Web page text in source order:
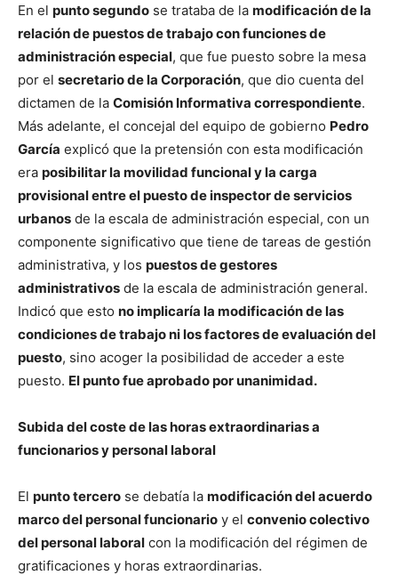
En el punto segundo se trataba de la modificación de la
relación de puestos de trabajo con funciones de
administración especial, que fue puesto sobre la mesa
por el secretario de la Corporación, que dio cuenta del
dictamen de la Comisión Informativa correspondiente.
Más adelante, el concejal del equipo de gobierno Pedro
García explicó que la pretensión con esta modificación
era posibilitar la movilidad funcional y la carga
provisional entre el puesto de inspector de servicios
urbanos de la escala de administración especial, con un
componente significativo que tiene de tareas de gestión
administrativa, y los puestos de gestores
administrativos de la escala de administración general.
Indicó que esto no implicaría la modificación de las
condiciones de trabajo ni los factores de evaluación del
puesto, sino acoger la posibilidad de acceder a este
puesto. El punto fue aprobado por unanimidad.
Subida del coste de las horas extraordinarias a
funcionarios y personal laboral
El punto tercero se debatía la modificación del acuerdo
marco del personal funcionario y el convenio colectivo
del personal laboral con la modificación del régimen de
gratificaciones y horas extraordinarias.